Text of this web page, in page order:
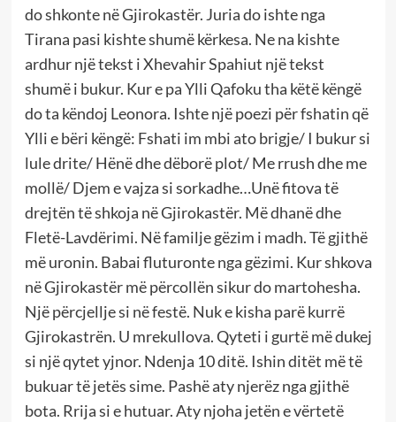
do shkonte në Gjirokastër. Juria do ishte nga
Tirana pasi kishte shumë kërkesa. Ne na kishte
ardhur një tekst i Xhevahir Spahiut një tekst
shumë i bukur. Kur e pa Ylli Qafoku tha këtë këngë
do ta këndoj Leonora. Ishte një poezi për fshatin që
Ylli e bëri këngë: Fshati im mbi ato brigje/ I bukur si
lule drite/ Hënë dhe dëborë plot/ Me rrush dhe me
mollë/ Djem e vajza si sorkadhe…Unë fitova të
drejtën të shkoja në Gjirokastër. Më dhanë dhe
Fletë-Lavdërimi. Në familje gëzim i madh. Të gjithë
më uronin. Babai fluturonte nga gëzimi. Kur shkova
në Gjirokastër më përcollën sikur do martohesha.
Një përcjellje si në festë. Nuk e kisha parë kurrë
Gjirokastrën. U mrekullova. Qyteti i gurtë më dukej
si një qytet yjnor. Ndenja 10 ditë. Ishin ditët më të
bukuar të jetës sime. Pashë aty njerëz nga gjithë
bota. Rrija si e hutuar. Aty njoha jetën e vërtetë